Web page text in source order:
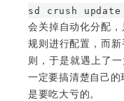
sd crush
会关掉自动化分配
规则进行配置，而
则，于是就遇上了
一定要搞清楚自己
是要吃大亏的。